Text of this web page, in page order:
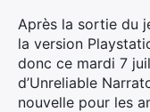
Après la sortie du
la version
donc ce mardi 7
d’Unreliable
nouvelle pour les